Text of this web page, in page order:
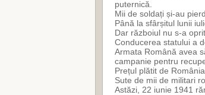
puternică.
Mii de soldați și-au
Până la sfârșitul lunii
Dar războiul nu s-a
Conducerea statului a
Armata Română avea
campanie pentru
Prețul plătit de
Sute de mii de militari
Astăzi, 22 iunie 1941